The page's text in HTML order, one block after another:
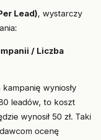
Lead), wystarczy
/ Liczba
wyniosły
leadów, to koszt
wynosił 50 zł. Taki
ocenę